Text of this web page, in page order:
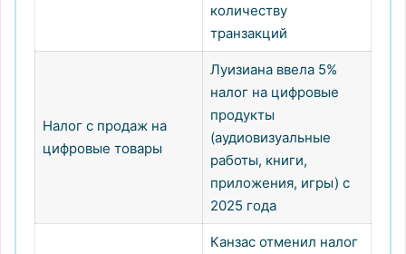
количеству
транзакций
Налог с продаж на
цифровые товары
Луизиана ввела 5%
налог на цифровые
продукты
(аудиовизуальные
работы, книги,
приложения, игры) с
2025 года
Канзас отменил налог